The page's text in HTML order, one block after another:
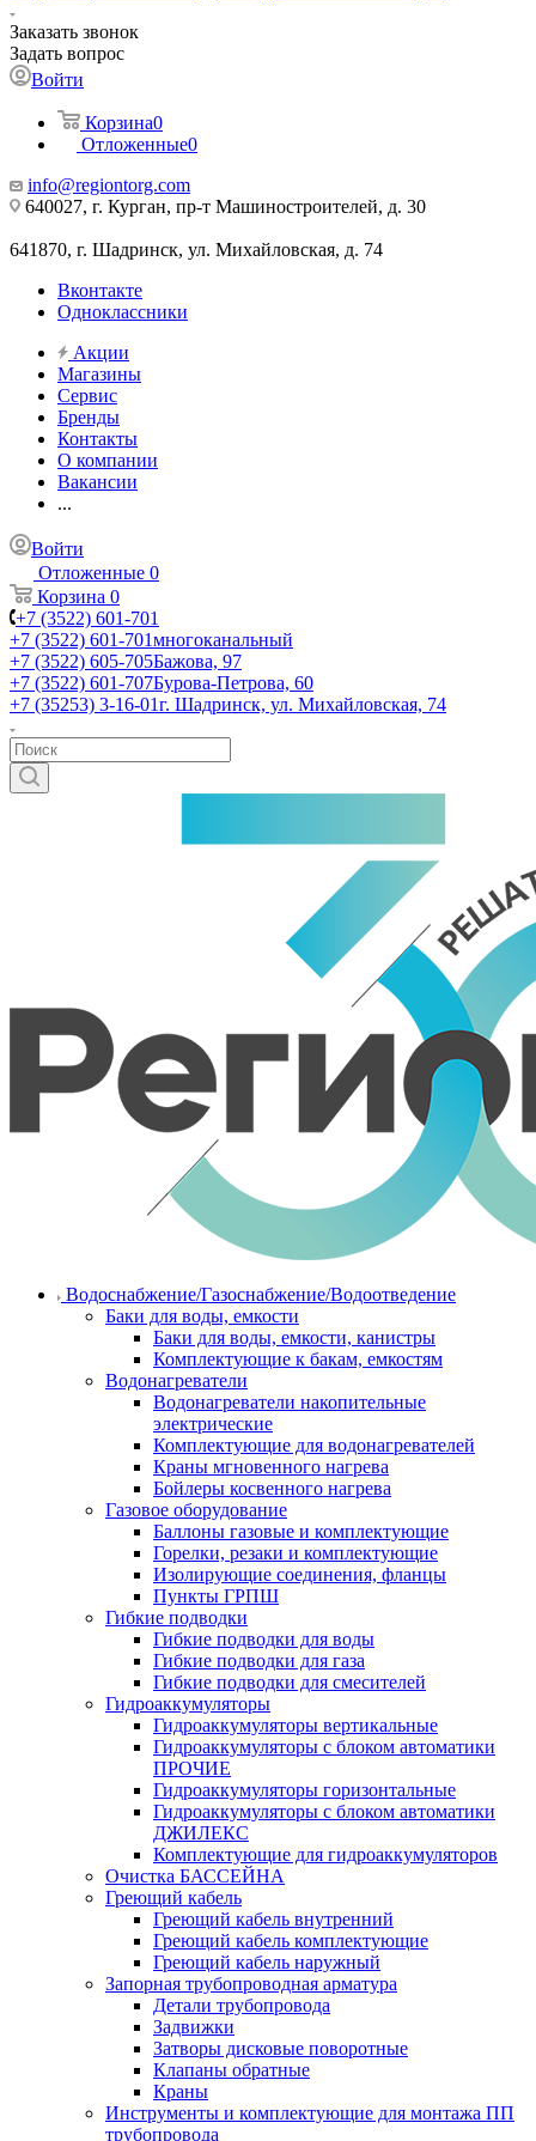
Заказать звонок
Задать вопрос
Войти
Корзина0
Отложенные0
info@regiontorg.com
640027, г. Курган, пр-т Машиностроителей, д. 30
641870, г. Шадринск, ул. Михайловская, д. 74
Вконтакте
Одноклассники
Акции
Магазины
Сервис
Бренды
Контакты
О компании
Вакансии
...
Войти
Отложенные 0
Корзина 0
+7 (3522) 601-701
+7 (3522) 601-701многоканальный
+7 (3522) 605-705Бажова, 97
+7 (3522) 601-707Бурова-Петрова, 60
+7 (35253) 3-16-01г. Шадринск, ул. Михайловская, 74
Водоснабжение/Газоснабжение/Водоотведение
Баки для воды, емкости
Баки для воды, емкости, канистры
Комплектующие к бакам, емкостям
Водонагреватели
Водонагреватели накопительные
электрические
Комплектующие для водонагревателей
Краны мгновенного нагрева
Бойлеры косвенного нагрева
Газовое оборудование
Баллоны газовые и комплектующие
Горелки, резаки и комплектующие
Изолирующие соединения, фланцы
Пункты ГРПШ
Гибкие подводки
Гибкие подводки для воды
Гибкие подводки для газа
Гибкие подводки для смесителей
Гидроаккумуляторы
Гидроаккумуляторы вертикальные
Гидроаккумуляторы с блоком автоматики
ПРОЧИЕ
Гидроаккумуляторы горизонтальные
Гидроаккумуляторы с блоком автоматики
ДЖИЛЕКС
Комплектующие для гидроаккумуляторов
Очистка БАССЕЙНА
Греющий кабель
Греющий кабель внутренний
Греющий кабель комплектующие
Греющий кабель наружный
Запорная трубопроводная арматура
Детали трубопровода
Задвижки
Затворы дисковые поворотные
Клапаны обратные
Краны
Инструменты и комплектующие для монтажа ПП
трубопровода